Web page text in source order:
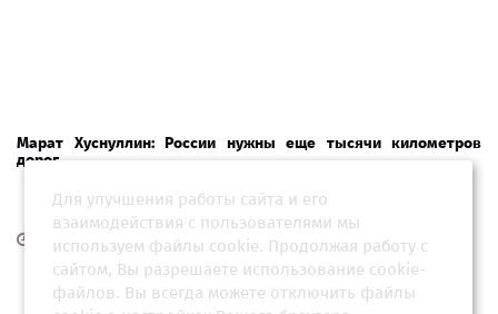
Марат Хуснуллин: России нужны еще тысячи километров
дорог
19 мая 2026, 11:30
Для улучшения работы сайта и его
взаимодействия с пользователями мы
используем файлы cookie. Продолжая работу с
сайтом, Вы разрешаете использование cookie-
файлов. Вы всегда можете отключить файлы